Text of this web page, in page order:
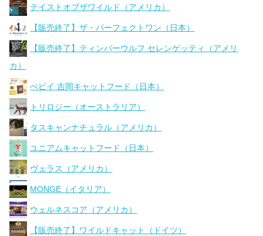
テイストオブザワイルド（アメリカ）
【販売終了】ザ・パーフェクトワン（日本）
【販売終了】ティンバーウルフ セレンゲッティ（アメリ
カ）
ぺピイ 吉岡キャットフード（日本）
トリロジー（オーストラリア）
タスキャンナチュラル（アメリカ）
ユニアムキャットフード（日本）
ヴェラス（アメリカ）
MONGE（イタリア）
ウェルネスコア（アメリカ）
【販売終了】ワイルドキャット（ドイツ）